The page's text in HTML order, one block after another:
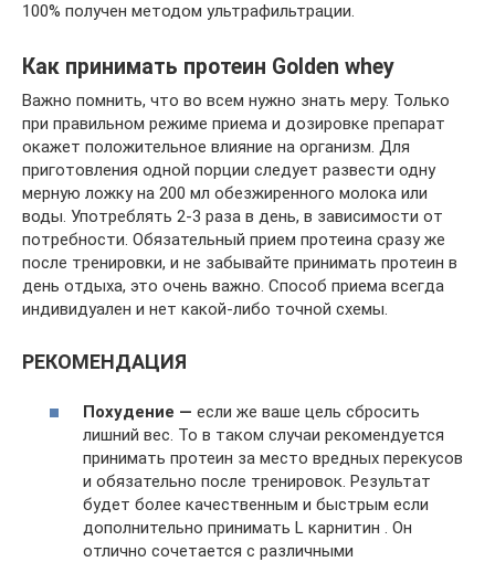
100% получен методом ультрафильтрации.
Как принимать протеин Golden whey
Важно помнить, что во всем нужно знать меру. Только
при правильном режиме приема и дозировке препарат
окажет положительное влияние на организм. Для
приготовления одной порции следует развести одну
мерную ложку на 200 мл обезжиренного молока или
воды. Употреблять 2-3 раза в день, в зависимости от
потребности. Обязательный прием протеина сразу же
после тренировки, и не забывайте принимать протеин в
день отдыха, это очень важно. Способ приема всегда
индивидуален и нет какой-либо точной схемы.
РЕКОМЕНДАЦИЯ
Похудение — если же ваше цель сбросить
лишний вес. То в таком случаи рекомендуется
принимать протеин за место вредных перекусов
и обязательно после тренировок. Результат
будет более качественным и быстрым если
дополнительно принимать L карнитин . Он
отлично сочетается с различными